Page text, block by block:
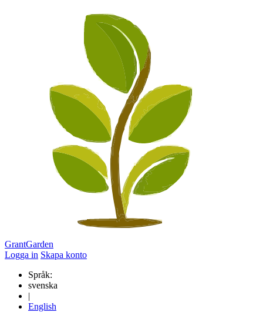
GrantGarden
Logga in Skapa konto
Språk:
svenska
|
English